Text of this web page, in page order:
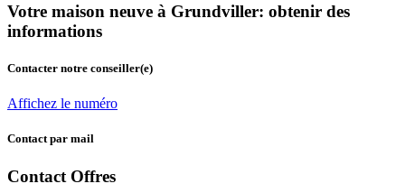
Votre maison neuve à Grundviller: obtenir des
informations
Contacter notre conseiller(e)
Affichez le numéro
Contact par mail
Contact Offres